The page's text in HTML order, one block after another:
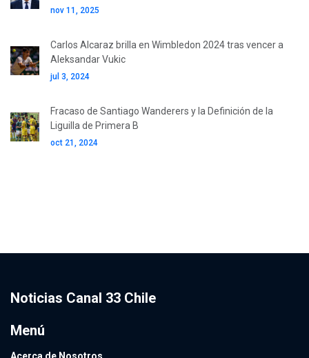
nov 11, 2025
Carlos Alcaraz brilla en Wimbledon 2024 tras vencer a
Aleksandar Vukic
jul 3, 2024
Fracaso de Santiago Wanderers y la Definición de la
Liguilla de Primera B
oct 21, 2024
Noticias Canal 33 Chile
Menú